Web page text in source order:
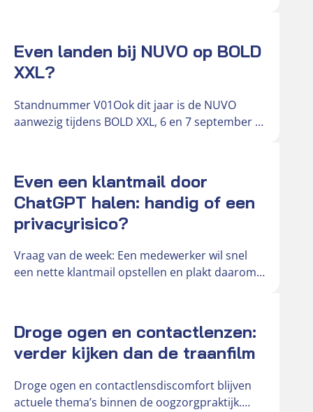
Even landen bij NUVO op BOLD
XXL?
Standnummer V01Ook dit jaar is de NUVO
aanwezig tijdens BOLD XXL, 6 en 7 september in
Even een klantmail door
ChatGPT halen: handig of een
privacyrisico?
Vraag van de week: Een medewerker wil snel
een nette klantmail opstellen en plakt daarom
Droge ogen en contactlenzen:
verder kijken dan de traanfilm
Droge ogen en contactlensdiscomfort blijven
actuele thema’s binnen de oogzorgpraktijk.